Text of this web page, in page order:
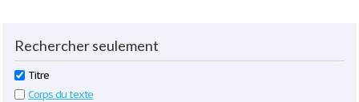
Rechercher seulement
Titre
Corps du texte